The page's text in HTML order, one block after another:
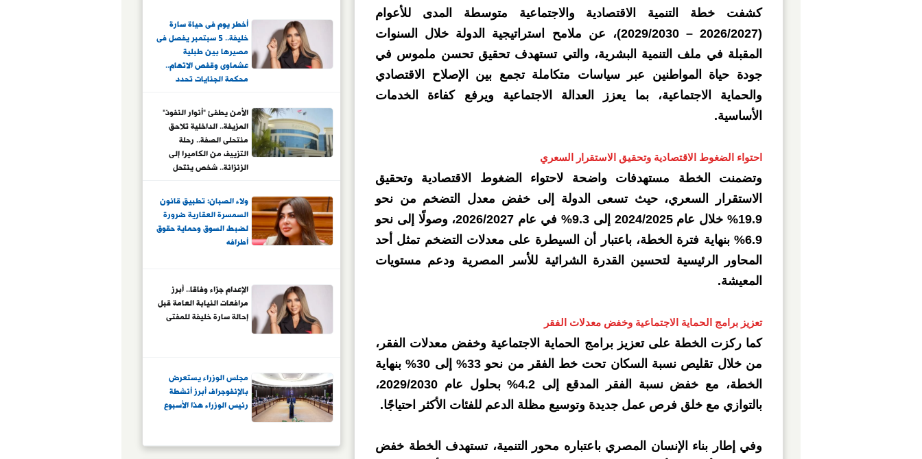
كشفت خطة التنمية الاقتصادية والاجتماعية متوسطة المدى للأعوام
(2026/2027 – 2029/2030)، عن ملامح استراتيجية الدولة خلال السنوات
المقبلة في ملف التنمية البشرية، والتي تستهدف تحقيق تحسن ملموس في
جودة حياة المواطنين عبر سياسات متكاملة تجمع بين الإصلاح الاقتصادي
والحماية الاجتماعية، بما يعزز العدالة الاجتماعية ويرفع كفاءة الخدمات
الأساسية.
احتواء الضغوط الاقتصادية وتحقيق الاستقرار السعري
وتضمنت الخطة مستهدفات واضحة لاحتواء الضغوط الاقتصادية وتحقيق
الاستقرار السعري، حيث تسعى الدولة إلى خفض معدل التضخم من نحو
19.9% خلال عام 2024/2025 إلى 9.3% في عام 2026/2027، وصولًا إلى نحو
6.9% بنهاية فترة الخطة، باعتبار أن السيطرة على معدلات التضخم تمثل أحد
المحاور الرئيسية لتحسين القدرة الشرائية للأسر المصرية ودعم مستويات
المعيشة.
تعزيز برامج الحماية الاجتماعية وخفض معدلات الفقر
كما ركزت الخطة على تعزيز برامج الحماية الاجتماعية وخفض معدلات الفقر،
من خلال تقليص نسبة السكان تحت خط الفقر من نحو 33% إلى 30% بنهاية
الخطة، مع خفض نسبة الفقر المدقع إلى 4.2% بحلول عام 2029/2030،
بالتوازي مع خلق فرص عمل جديدة وتوسيع مظلة الدعم للفئات الأكثر احتياجًا.
وفي إطار بناء الإنسان المصري باعتباره محور التنمية، تستهدف الخطة خفض
أخطر يوم فى حياة سارة
خليفة.. 5 سبتمبر يفصل فى
مصيرها بين طبلية
عشماوى وقفص الاتهام..
محكمة الجنايات تحدد
لفضيلة المفتى فى قضية
المخدرات.. وتفصل فى
قضية هتك العرض
الأمن يطفئ "أنوار النفوذ"
المزيفة.. الداخلية تلاحق
منتحلى الصفة.. رحلة
التزييف من الكاميرا إلى
الزنزانة.. شخص ينتحل
شخصية صحفية ومواطن
يمارس دور ضابط
ولاء الصبان: تطبيق قانون
السمسرة العقارية ضرورة
لضبط السوق وحماية حقوق
أطرافه
الإعدام جزاء وفاقا.. أبرز
مرافعات النيابة العامة قبل
إحالة سارة خليفة للمفتى
مجلس الوزراء يستعرض
بالإنفوجراف أبرز أنشطة
رئيس الوزراء هذا الأسبوع